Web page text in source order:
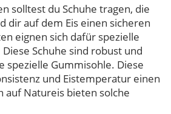
solltest du Schuhe tragen, die
dir auf dem Eis einen sicheren
eignen sich dafür spezielle
Diese Schuhe sind robust und
spezielle Gummisohle. Diese
und Eistemperatur einen
auf Natureis bieten solche